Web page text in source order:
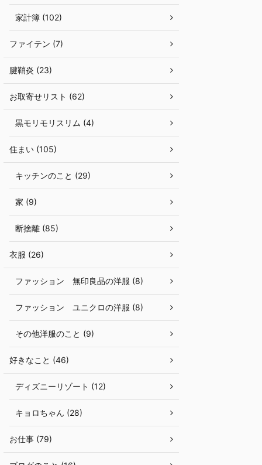
家計簿 (102)
ファイテン (7)
腱鞘炎 (23)
お取寄せリスト (62)
黒モリモリスリム (4)
住まい (105)
キッチンのこと (29)
家 (9)
断捨離 (85)
衣服 (26)
ファッション 無印良品の洋服 (8)
ファッション ユニクロの洋服 (8)
その他洋服のこと (9)
好きなこと (46)
ディズニーリゾート (12)
キョロちゃん (28)
お仕事 (79)